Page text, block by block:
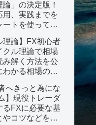
」の決定版！
用、実践までを
ートを使ってわ
理論】FX初心者
クル理論で相場
み解く方法を公
わかる相場の攻
へきっと為にな
】現役トレーダ
るFXに必要な基
やコツなどを紹